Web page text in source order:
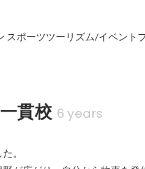
スポーツツーリズム/イベント
貫校 6 years
。